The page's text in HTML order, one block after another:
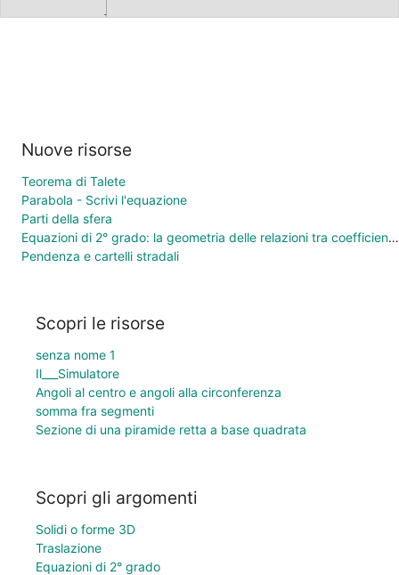
Nuove risorse
Teorema di Talete
Parabola - Scrivi l'equazione
Parti della sfera
Equazioni di 2° grado: la geometria delle relazioni tra coefficienti e soluzioni
Pendenza e cartelli stradali
Scopri le risorse
senza nome 1
Il___Simulatore
Angoli al centro e angoli alla circonferenza
somma fra segmenti
Sezione di una piramide retta a base quadrata
Scopri gli argomenti
Solidi o forme 3D
Traslazione
Equazioni di 2° grado